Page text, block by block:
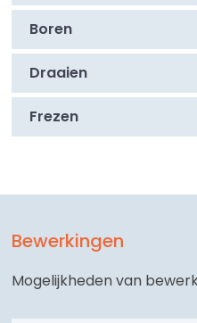
Boren
Draaien
Frezen
Bewerkingen
Mogelijkheden van